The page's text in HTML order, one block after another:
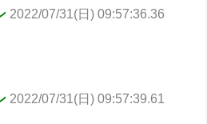
2022/07/31(日) 09:57:36.36
2022/07/31(日) 09:57:39.61